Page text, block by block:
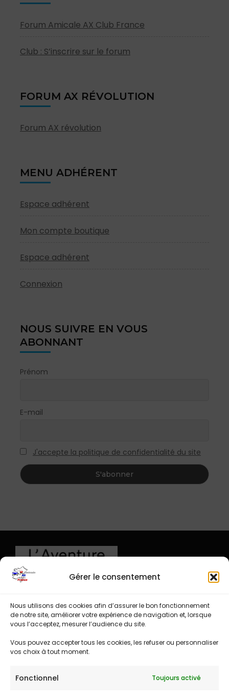
Gérer le consentement
Nous utilisons des cookies afin d’assurer le bon fonctionnement
de notre site, améliorer votre expérience de navigation et, lorsque
vous l’acceptez, mesurer l’audience du site.
Vous pouvez accepter tous les cookies, les refuser ou personnaliser
vos choix à tout moment.
Fonctionnel Toujours activé
Forum Amicale AX Club France
Club : S’inscrire sur le forum
FORUM AX RÉVOLUTION
Forum AX révolution
MENU ADHÉRENT
Espace adhérent
Mon compte boutique
Espace adhérent
Connexion
NOUS SUIVRE EN VOUS
ABONNANT
Prénom
E-mail
J'accepte la politique de confidentialité du site